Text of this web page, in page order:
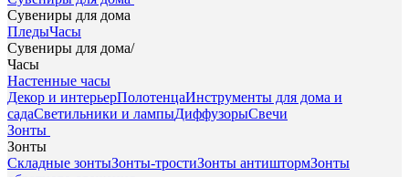
Сувениры для дома
ПледыЧасы
Сувениры для дома/
Часы
Настенные часы
Декор и интерьерПолотенцаИнструменты для дома и
садаСветильники и лампыДиффузорыСвечи
Зонты
Зонты
Складные зонтыЗонты-тростиЗонты антиштормЗонты